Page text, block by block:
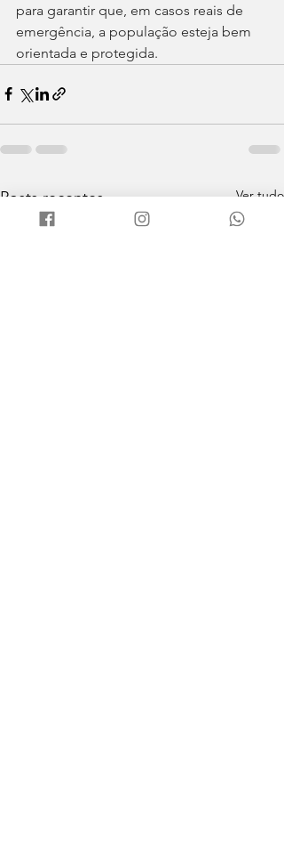
para garantir que, em casos reais de
emergência, a população esteja bem
orientada e protegida.
Posts recentes Ver tudo